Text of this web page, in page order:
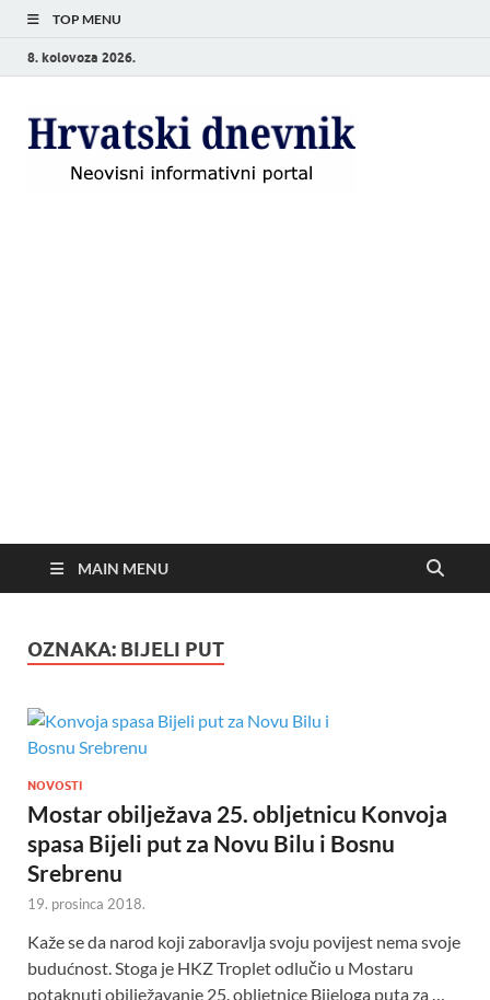
TOP MENU
8. kolovoza 2026.
MAIN MENU
OZNAKA: BIJELI PUT
NOVOSTI
Mostar obilježava 25. obljetnicu Konvoja
spasa Bijeli put za Novu Bilu i Bosnu
Srebrenu
19. prosinca 2018.
Kaže se da narod koji zaboravlja svoju povijest nema svoje
budućnost. Stoga je HKZ Troplet odlučio u Mostaru
potaknuti obilježavanje 25. obljetnice Bijeloga puta za …